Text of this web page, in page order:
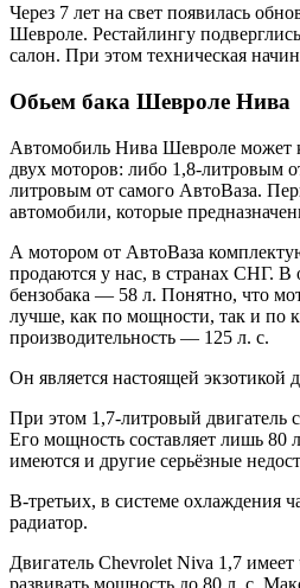
Через 7 лет на свет появилась
Шевроле. Рестайлингу
салон. При этом техническая
Обьем бака Шевроле Нива
Автомобиль Нива Шевроле может
двух моторов: либо 1,8-литровым
литровым от самого АвтоВаза.
автомобили, которые
А мотором от АвтоВаза
продаются у нас, в странах СНГ. В
бензобака — 58 л. Понятно, что
лучше, как по мощности, так и по
производительность — 125 л. с.
Он является настоящей экзотикой
При этом 1,7-литровый двигатель
Его мощность составляет лишь 80
имеются и другие серьёзные
В-третьих, в системе охлаждения
радиатор.
Двигатель Chevrolet Niva 1,7
развивать мощность до 80 л. с.